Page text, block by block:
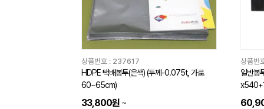
상품번호 : 237617
HDPE 택배봉투(은색) (두께-0.075t, 가로
60~65cm)
33,800원 ~
상품번
일반봉